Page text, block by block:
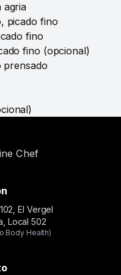
agria
picado fino
fino
fino (opcional)
prensado
El Vergel
Local 502
Body Health)